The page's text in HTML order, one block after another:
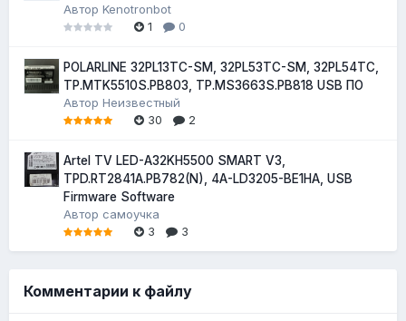
Автор Kenotronbot
1
0
POLARLINE 32PL13TC-SM, 32PL53TC-SM, 32PL54TC,
TP.MTK5510S.PB803, TP.MS3663S.PB818 USB ПО
Автор Неизвестный
30
2
Artel TV LED-A32KH5500 SMART V3,
TPD.RT2841A.PB782(N), 4A-LD3205-BE1HA, USB
Firmware Software
Автор самоучка
3
3
Комментарии к файлу